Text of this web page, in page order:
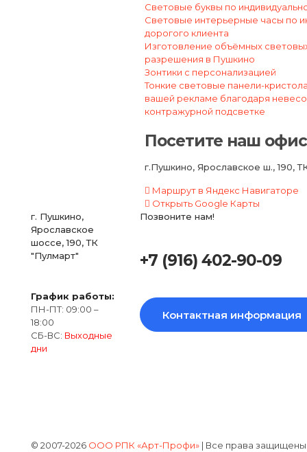
Световые буквы по
Световые интерьерные часы по
дорогого клиента
Изготовление объёмных
разрешения в Пушкино
Зонтики с персонализацией
Тонкие световые панели-
вашей рекламе благодаря
контражурной подсветке
Посетите наш
г.Пушкино, Ярославское ш., 190,
Маршрут в Яндекс Навигаторе
Открыть Google Карты
г. Пушкино,
Ярославское
шоссе, 190, ТК
"Пулмарт"
График работы:
ПН-ПТ: 09:00 –
18:00
СБ-ВС: Выходные
дни
Позвоните нам!
+7 (916) 402-90-09
Контактная информация
© 2007-2026 ООО РПК «Арт-Профи» | Все права